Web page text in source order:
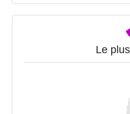
Le